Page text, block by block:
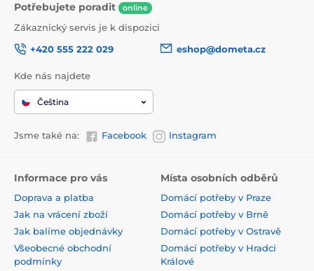
Potřebujete poradit online
Zákaznický servis je k dispozici
+420 555 222 029
eshop@dometa.cz
Kde nás najdete
Čeština
Jsme také na: Facebook Instagram
Informace pro vás
Doprava a platba
Jak na vrácení zboží
Jak balíme objednávky
Všeobecné obchodní
podmínky
Místa osobních odběrů
Domácí potřeby v Praze
Domácí potřeby v Brně
Domácí potřeby v Ostravě
Domácí potřeby v Hradci
Králové